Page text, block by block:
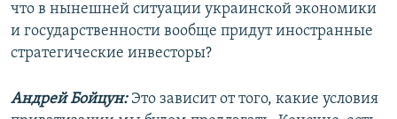
что в нынешней ситуации украинской экономики
и государственности вообще придут иностранные
стратегические инвесторы?
Андрей Бойцун:Это зависит от того, какие условия